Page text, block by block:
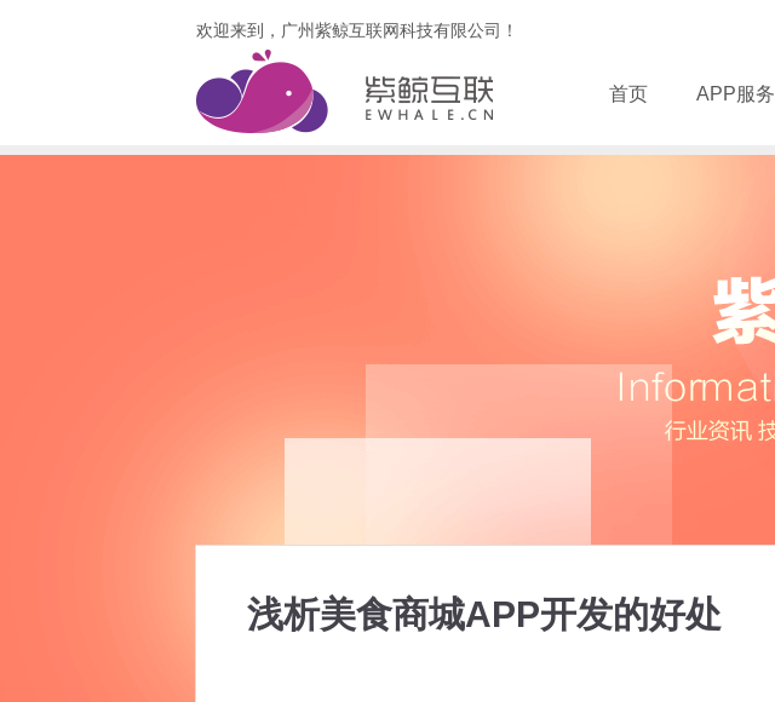
欢迎来到，广州紫鲸互联网科技有限公司！
首页 APP服务
浅析美食商城APP开发的好处